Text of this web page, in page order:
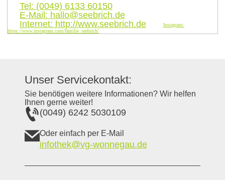
Tel: (0049) 6133 60150
E-Mail: hallo@seebrich.de
Internet: http://www.seebrich.de
Instagram:
https://www.instagram.com/familie_seebrich/
Unser Servicekontakt:
Sie benötigen weitere Informationen? Wir helfen
Ihnen gerne weiter!
(0049) 6242 5030109
Oder einfach per E-Mail
infothek@vg-wonnegau.de